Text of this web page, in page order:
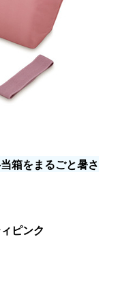
箱をまるごと暑さ
ピンク